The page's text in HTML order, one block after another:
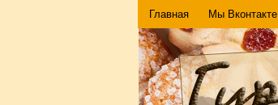
Главная Мы Вконтакте